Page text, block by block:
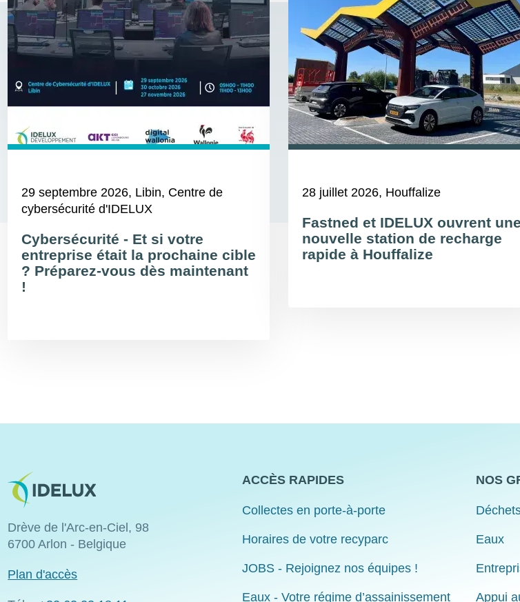
29 septembre 2026, Libin, Centre de
cybersécurité d'IDELUX
Cybersécurité - Et si votre
entreprise était la prochaine cible
? Préparez-vous dès maintenant
!
28 juillet 2026, Houffalize
Fastned et IDELUX ouvrent une
nouvelle station de recharge
rapide à Houffalize
Image
Drève de l'Arc-en-Ciel, 98
6700 Arlon - Belgique
Plan d'accès
ACCÈS RAPIDES
Collectes en porte-à-porte
Horaires de votre recyparc
JOBS - Rejoignez nos équipes !
Eaux - Votre régime d’assainissement
NOS
Eaux
Appui